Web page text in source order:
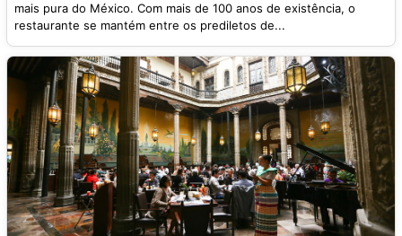
mais pura do México. Com mais de 100 anos de existência, o
restaurante se mantém entre os prediletos de...